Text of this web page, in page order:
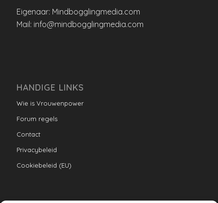
Eigenaar: Mindbogglingmedia.com
Mail: info@mindbogglingmedia.com
HANDIGE LINKS
Wie is Vrouwenpower
Forum regels
Contact
Privacybeleid
Cookiebeleid (EU)